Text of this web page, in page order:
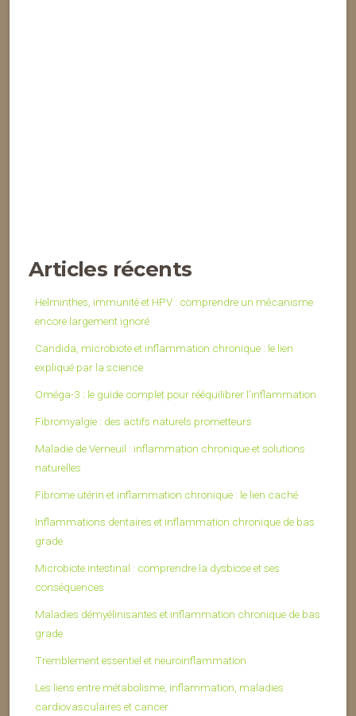
Articles récents
Helminthes, immunité et HPV : comprendre un mécanisme
encore largement ignoré
Candida, microbiote et inflammation chronique : le lien
expliqué par la science
Oméga-3 : le guide complet pour rééquilibrer l’inflammation
Fibromyalgie : des actifs naturels prometteurs
Maladie de Verneuil : inflammation chronique et solutions
naturelles
Fibrome utérin et inflammation chronique : le lien caché
Inflammations dentaires et inflammation chronique de bas
grade
Microbiote intestinal : comprendre la dysbiose et ses
conséquences
Maladies démyélinisantes et inflammation chronique de bas
grade
Tremblement essentiel et neuroinflammation
Les liens entre métabolisme, inflammation, maladies
cardiovasculaires et cancer